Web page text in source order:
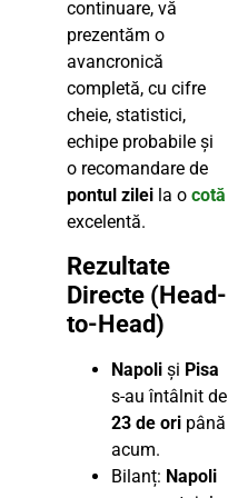
continuare, vă
prezentăm o
avancronică
completă, cu cifre
cheie, statistici,
echipe probabile și
o recomandare de
pontul zilei la o cotă
excelentă.
Rezultate
Directe (Head-
to-Head)
Napoli și Pisa
s-au întâlnit de
23 de ori până
acum.
Bilanț: Napoli